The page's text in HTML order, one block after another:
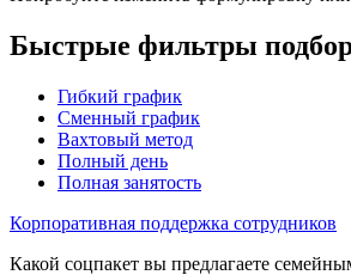
Быстрые фильтры
Гибкий график
Сменный график
Вахтовый метод
Полный день
Полная занятость
Корпоративная поддержка сотрудников
Какой соцпакет вы предлагаете